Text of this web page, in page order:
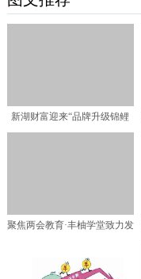
新湖财富迎来“品牌升级锦鲤
聚焦两会教育·丰柚学堂致力发